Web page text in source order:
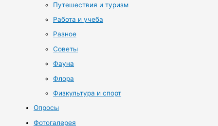
Путешествия и туризм
Работа и учеба
Разное
Советы
Фауна
Флора
Физкультура и спорт
Опросы
Фотогалерея